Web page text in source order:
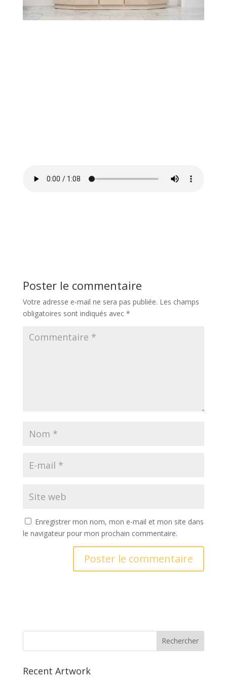
Poster le commentaire
Votre adresse e-mail ne sera pas publiée. Les champs
obligatoires sont indiqués avec *
Enregistrer mon nom, mon e-mail et mon site dans
le navigateur pour mon prochain commentaire.
iRecent Artwork